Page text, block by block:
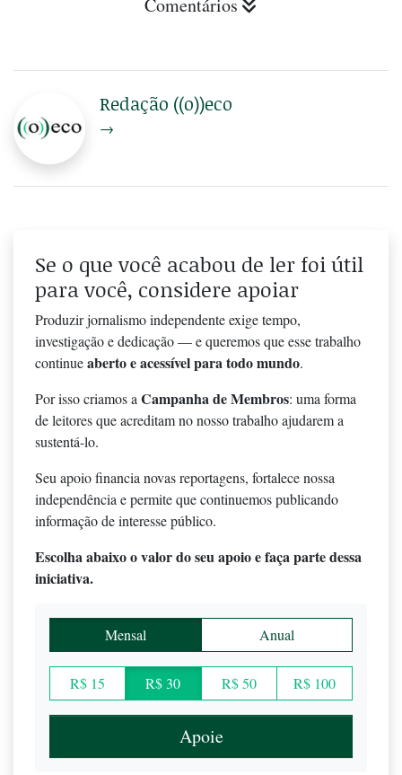
Comentários
Redação ((o))eco
→
Se o que você acabou de ler foi útil
para você, considere apoiar
Produzir jornalismo independente exige tempo,
investigação e dedicação — e queremos que esse trabalho
continueaberto e acessível para todo mundo.
Por isso criamos aCampanha de Membros: uma forma
de leitores que acreditam no nosso trabalho ajudarem a
sustentá-lo.
Seu apoio financia novas reportagens, fortalece nossa
independência e permite que continuemos publicando
informação de interesse público.
Escolha abaixo o valor do seu apoio e faça parte dessa
iniciativa.
Mensal Anual
R$ 15 R$ 30 R$ 50 R$ 100
Apoie